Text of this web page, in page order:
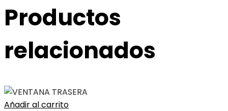
Productos
relacionados
Añadir al carrito